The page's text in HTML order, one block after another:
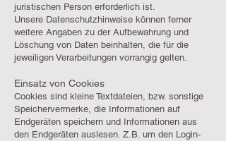
juristischen Person erforderlich ist.
Unsere Datenschutzhinweise können ferner
weitere Angaben zu der Aufbewahrung und
Löschung von Daten beinhalten, die für die
jeweiligen Verarbeitungen vorrangig gelten.
Einsatz von Cookies
Cookies sind kleine Textdateien, bzw. sonstige
Speichervermerke, die Informationen auf
Endgeräten speichern und Informationen aus
den Endgeräten auslesen. Z.B. um den Login-